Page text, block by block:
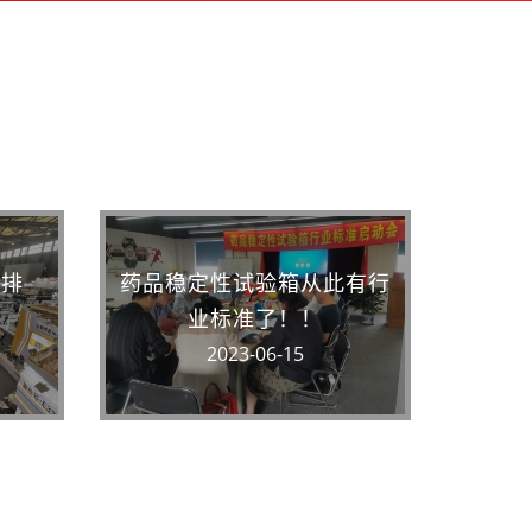
药品稳定性试验箱从此有行
业标准了！！
2023-06-15